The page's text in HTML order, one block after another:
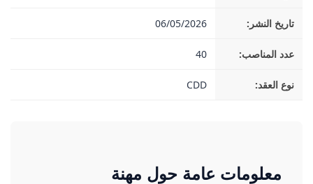
تاريخ النشر: 06/05/2026
عدد المناصب: 40
نوع العقد: CDD
معلومات عامة حول مهنة